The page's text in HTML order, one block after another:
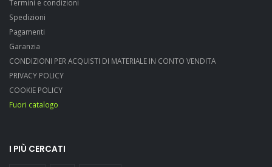
Termini e condizioni
Spedizioni
Pagamenti
Garanzia
CONDIZIONI PER ACQUISTI DI MATERIALE IN CONTO VENDITA
PRIVACY POLICY
COOKIE POLICY
Fuori catalogo
I PIÙ CERCATI